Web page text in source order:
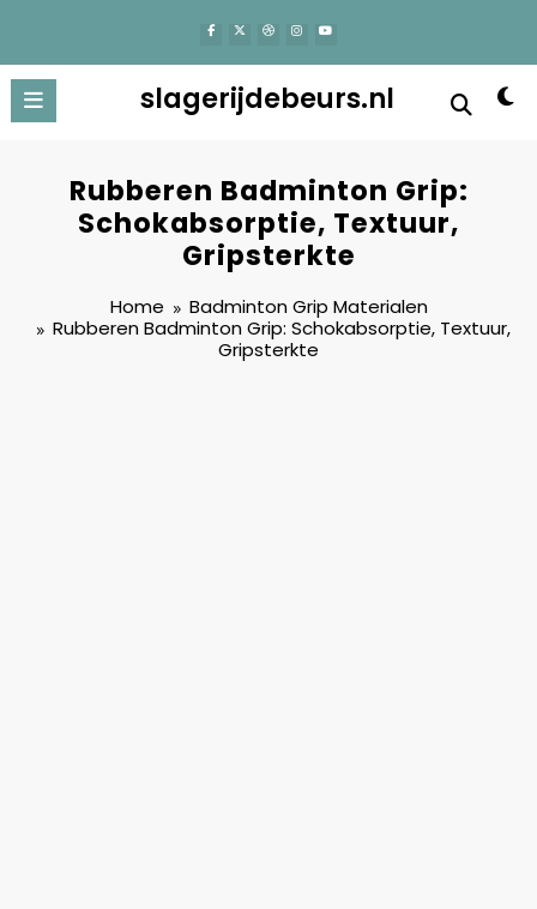
slagerijdebeurs.nl
Rubberen Badminton Grip:
Schokabsorptie, Textuur,
Gripsterkte
Home
Badminton Grip Materialen
Rubberen Badminton Grip: Schokabsorptie, Textuur,
Gripsterkte